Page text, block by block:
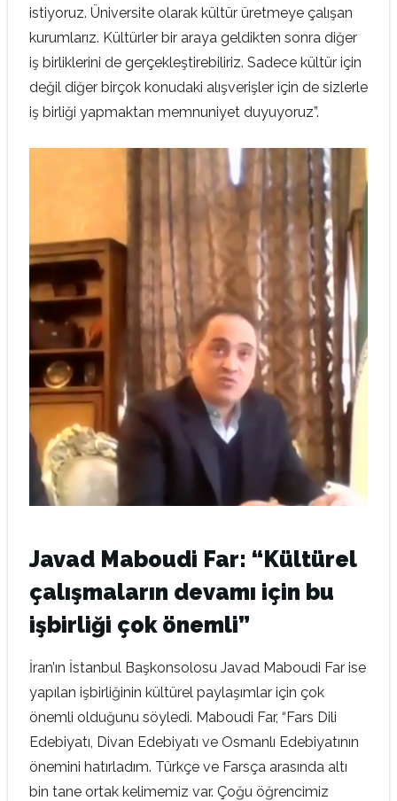
istiyoruz. Üniversite olarak kültür üretmeye çalışan
kurumlarız. Kültürler bir araya geldikten sonra diğer
iş birliklerini de gerçekleştirebiliriz. Sadece kültür için
değil diğer birçok konudaki alışverişler için de sizlerle
iş birliği yapmaktan memnuniyet duyuyoruz”.
Javad Maboudi Far: “Kültürel
çalışmaların devamı için bu
işbirliği çok önemli”
İran’ın İstanbul Başkonsolosu Javad Maboudi Far ise
yapılan işbirliğinin kültürel paylaşımlar için çok
önemli olduğunu söyledi. Maboudi Far, “Fars Dili
Edebiyatı, Divan Edebiyatı ve Osmanlı Edebiyatının
önemini hatırladım. Türkçe ve Farsça arasında altı
bin tane ortak kelimemiz var. Çoğu öğrencimiz